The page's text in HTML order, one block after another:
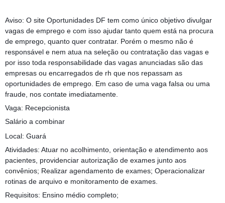
Aviso: O site Oportunidades DF tem como único objetivo divulgar
vagas de emprego e com isso ajudar tanto quem está na procura
de emprego, quanto quer contratar. Porém o mesmo não é
responsável e nem atua na seleção ou contratação das vagas e
por isso toda responsabilidade das vagas anunciadas são das
empresas ou encarregados de rh que nos repassam as
oportunidades de emprego. Em caso de uma vaga falsa ou uma
fraude, nos contate imediatamente.
Vaga: Recepcionista
Salário a combinar
Local: Guará
Atividades: Atuar no acolhimento, orientação e atendimento aos
pacientes, providenciar autorização de exames junto aos
convênios; Realizar agendamento de exames; Operacionalizar
rotinas de arquivo e monitoramento de exames.
Requisitos: Ensino médio completo;